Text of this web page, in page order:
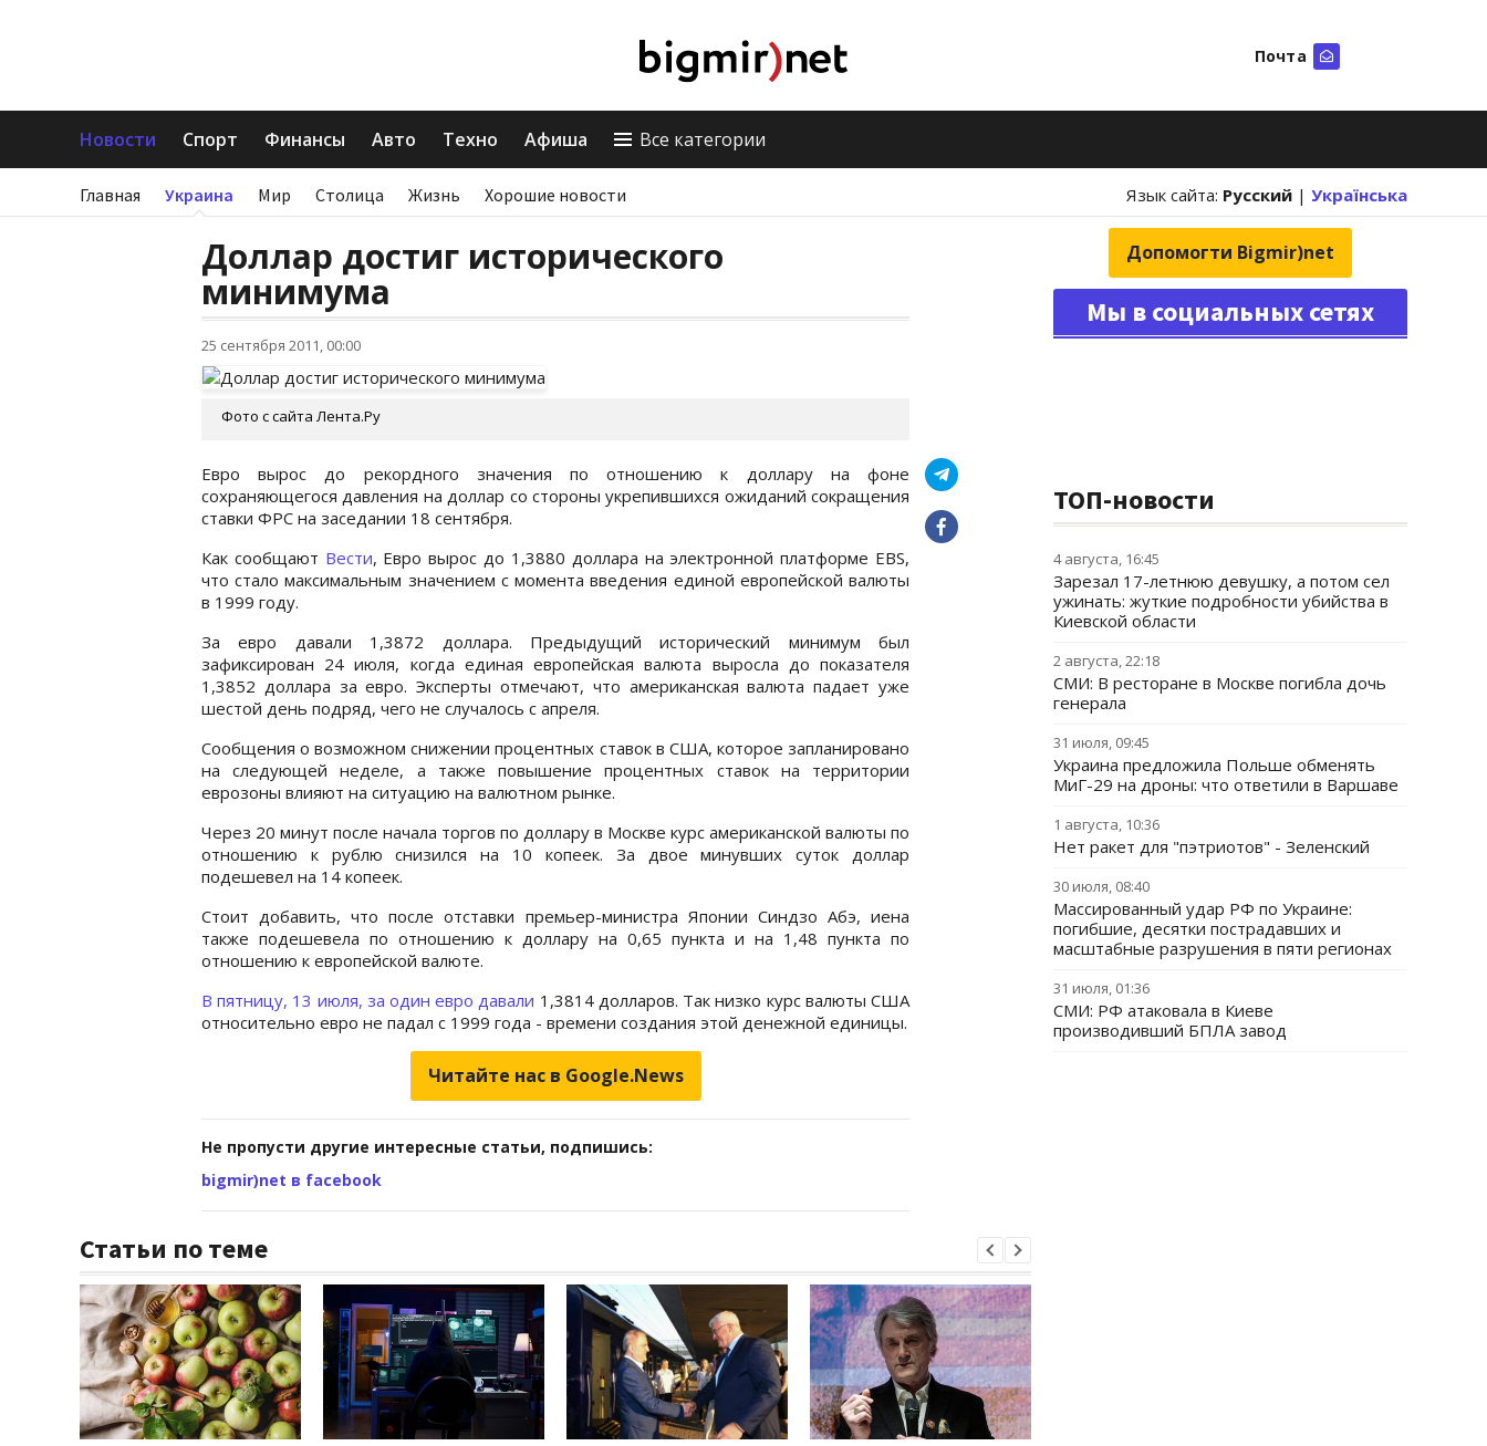
Почта
Новости Спорт Финансы Авто Техно Афиша Все категории
Главная Украина Мир Столица Жизнь Хорошие новости Язык сайта: Русский | Українська
Доллар достиг исторического
минимума
25 сентября 2011, 00:00
Фото с сайта Лента.Ру
Евро вырос до рекордного значения по отношению к доллару на фоне
сохраняющегося давления на доллар со стороны укрепившихся ожиданий сокращения
ставки ФРС на заседании 18 сентября.
Как сообщают Вести, Евро вырос до 1,3880 доллара на электронной платформе EBS,
что стало максимальным значением с момента введения единой европейской валюты
в 1999 году.
За евро давали 1,3872 доллара. Предыдущий исторический минимум был
зафиксирован 24 июля, когда единая европейская валюта выросла до показателя
1,3852 доллара за евро. Эксперты отмечают, что американская валюта падает уже
шестой день подряд, чего не случалось с апреля.
Сообщения о возможном снижении процентных ставок в США, которое запланировано
на следующей неделе, а также повышение процентных ставок на территории
еврозоны влияют на ситуацию на валютном рынке.
Через 20 минут после начала торгов по доллару в Москве курс американской валюты по
отношению к рублю снизился на 10 копеек. За двое минувших суток доллар
подешевел на 14 копеек.
Стоит добавить, что после отставки премьер-министра Японии Синдзо Абэ, иена
также подешевела по отношению к доллару на 0,65 пункта и на 1,48 пункта по
отношению к европейской валюте.
В пятницу, 13 июля, за один евро давали 1,3814 долларов. Так низко курс валюты США
относительно евро не падал с 1999 года - времени создания этой денежной единицы.
Читайте нас в Google.News
Не пропусти другие интересные статьи, подпишись:
bigmir)net в facebook
Статьи по теме
Допомогти Bigmir)net
Мы в социальных сетях
ТОП-новости
4 августа, 16:45
Зарезал 17-летнюю девушку, а потом сел
ужинать: жуткие подробности убийства в
Киевской области
2 августа, 22:18
СМИ: В ресторане в Москве погибла дочь
генерала
31 июля, 09:45
Украина предложила Польше обменять
МиГ-29 на дроны: что ответили в Варшаве
1 августа, 10:36
Нет ракет для "пэтриотов" - Зеленский
30 июля, 08:40
Массированный удар РФ по Украине:
погибшие, десятки пострадавших и
масштабные разрушения в пяти регионах
31 июля, 01:36
СМИ: РФ атаковала в Киеве
производивший БПЛА завод